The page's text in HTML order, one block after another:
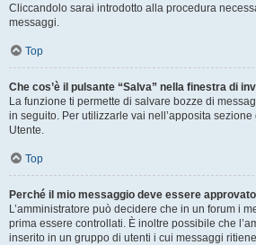
Cliccandolo sarai introdotto alla procedura
messaggi.
Top
Che cos’è il pulsante “Salva” nella finestra di
La funzione ti permette di salvare bozze di
in seguito. Per utilizzarle vai nell’apposita
Utente.
Top
Perché il mio messaggio deve essere
L’amministratore può decidere che in un forum i
prima essere controllati. È inoltre possibile che
inserito in un gruppo di utenti i cui messaggi